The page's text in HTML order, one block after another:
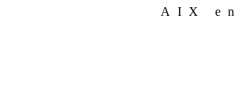
Par D7N dir.
AIX en